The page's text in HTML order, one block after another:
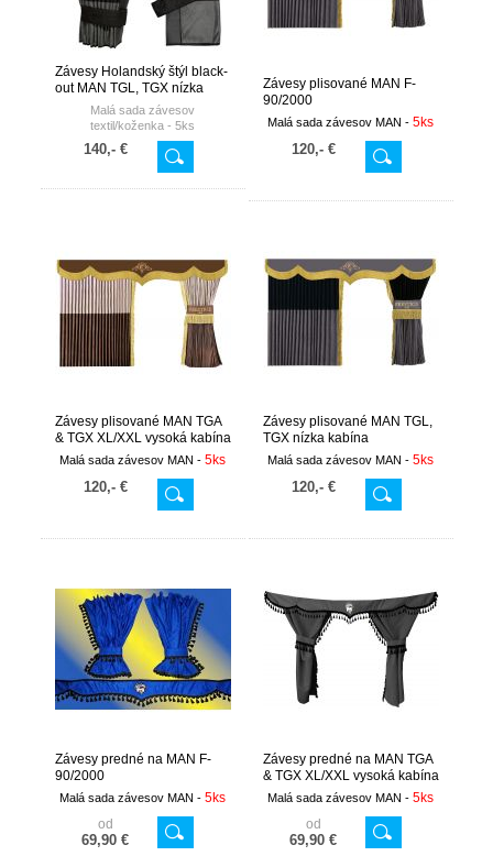
Závesy Holandský štýl black-
out MAN TGL, TGX nízka
kabínaMalá sada závesov
textil/koženka - 5ks
140,- €
Závesy plisované MAN F-
90/2000
Malá sada závesov MAN - 5ks
120,- €
Závesy plisované MAN TGA
& TGX XL/XXL vysoká kabína
Malá sada závesov MAN - 5ks
120,- €
Závesy plisované MAN TGL,
TGX nízka kabína
Malá sada závesov MAN - 5ks
120,- €
Závesy predné na MAN F-
90/2000
Malá sada závesov MAN - 5ks
od
69,90 €
Závesy predné na MAN TGA
& TGX XL/XXL vysoká kabína
Malá sada závesov MAN - 5ks
od
69,90 €